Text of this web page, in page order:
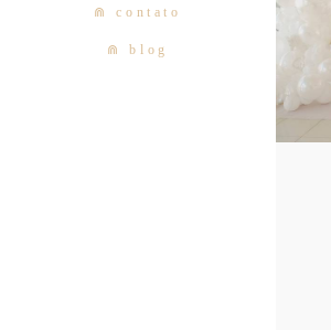
⋒ contato
⋒ blog